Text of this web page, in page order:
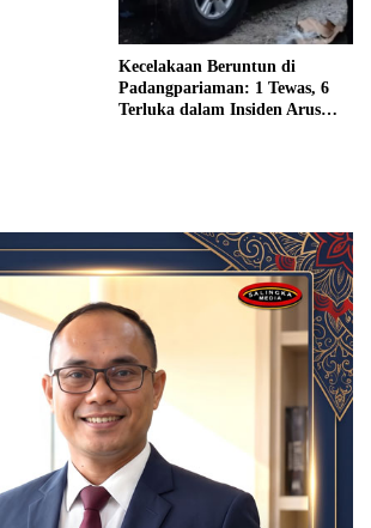
Kecelakaan Beruntun di
Padangpariaman: 1 Tewas, 6
Terluka dalam Insiden Arus